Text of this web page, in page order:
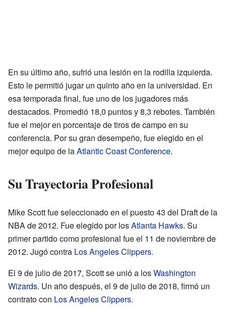
En su último año, sufrió una lesión en la rodilla izquierda.
Esto le permitió jugar un quinto año en la universidad. En
esa temporada final, fue uno de los jugadores más
destacados. Promedió 18,0 puntos y 8,3 rebotes. También
fue el mejor en porcentaje de tiros de campo en su
conferencia. Por su gran desempeño, fue elegido en el
mejor equipo de laAtlantic Coast Conference.
Su Trayectoria Profesional
Mike Scott fue seleccionado en el puesto 43 del Draft de la
NBA de 2012. Fue elegido por losAtlanta Hawks. Su
primer partido como profesional fue el 11 de noviembre de
2012. Jugó contra Los Angeles Clippers.
El 9 de julio de 2017, Scott se unió a losWashington
Wizards. Un año después, el 9 de julio de 2018, firmó un
contrato con Los Angeles Clippers.